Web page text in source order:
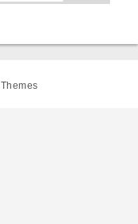
Themes